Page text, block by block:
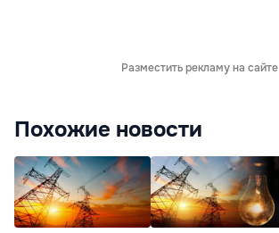
Разместить рекламу на сайте
Похожие новости